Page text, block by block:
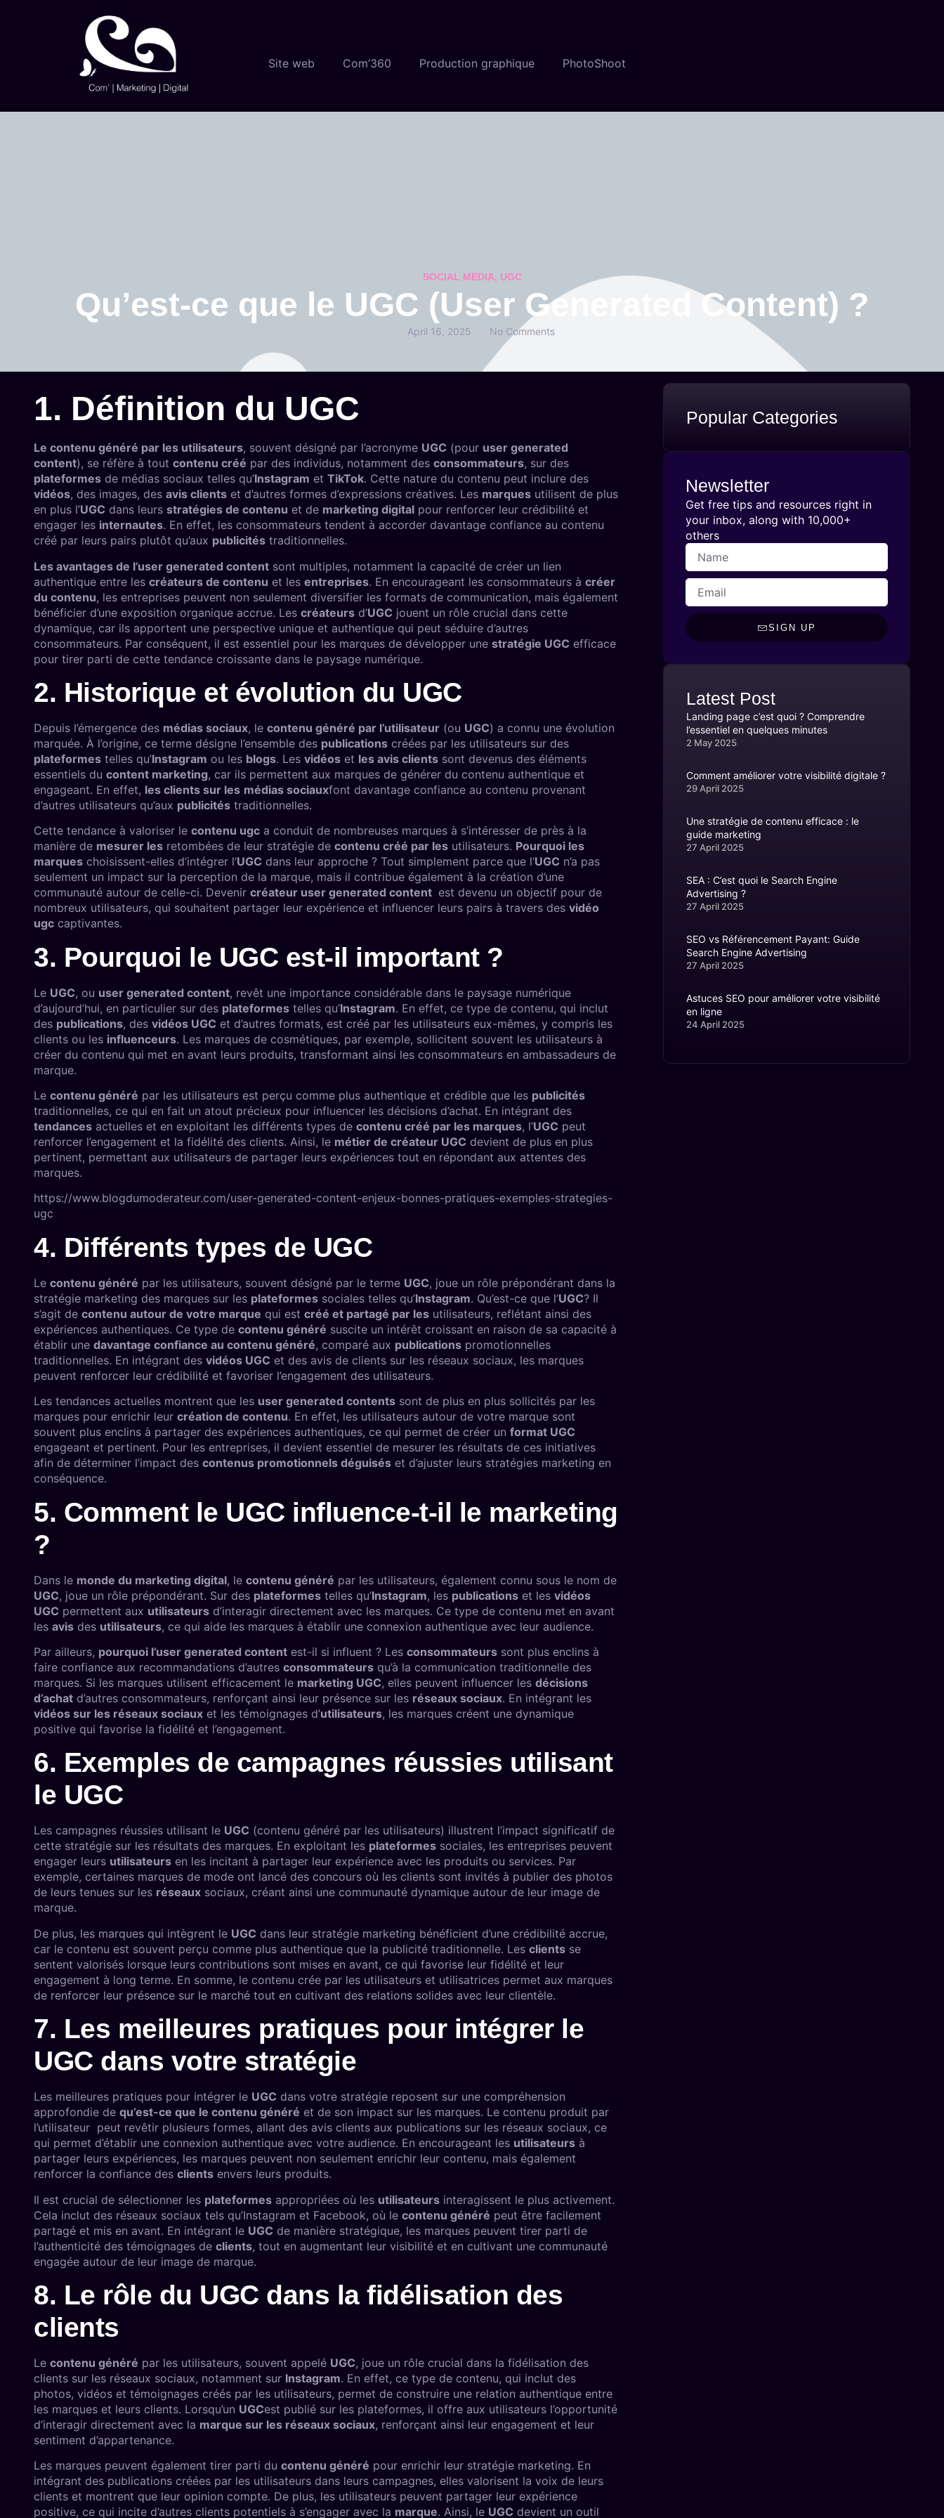
Site web Com’360 Production graphique PhotoShoot
SOCIAL MEDIA, UGC
Qu’est-ce que le UGC (User Generated Content) ?
April 16, 2025 No Comments
1. Définition du UGC
Le contenu généré par les utilisateurs, souvent désigné par l’acronyme UGC (pour user generated
content), se réfère à tout contenu créé par des individus, notamment des consommateurs, sur des
plateformes de médias sociaux telles qu’Instagram et TikTok. Cette nature du contenu peut inclure des
vidéos, des images, des avis clients et d’autres formes d’expressions créatives. Les marques utilisent de plus
en plus l’UGC dans leurs stratégies de contenu et de marketing digital pour renforcer leur crédibilité et
engager les internautes. En effet, les consommateurs tendent à accorder davantage confiance au contenu
créé par leurs pairs plutôt qu’aux publicités traditionnelles.
Les avantages de l’user generated content sont multiples, notamment la capacité de créer un lien
authentique entre les créateurs de contenu et les entreprises. En encourageant les consommateurs à créer
du contenu, les entreprises peuvent non seulement diversifier les formats de communication, mais également
bénéficier d’une exposition organique accrue. Les créateurs d’UGC jouent un rôle crucial dans cette
dynamique, car ils apportent une perspective unique et authentique qui peut séduire d’autres
consommateurs. Par conséquent, il est essentiel pour les marques de développer une stratégie UGC efficace
pour tirer parti de cette tendance croissante dans le paysage numérique.
2. Historique et évolution du UGC
Depuis l’émergence des médias sociaux, le contenu généré par l’utilisateur (ou UGC) a connu une évolution
marquée. À l’origine, ce terme désigne l’ensemble des publications créées par les utilisateurs sur des
plateformes telles qu’Instagram ou les blogs. Les vidéos et les avis clients sont devenus des éléments
essentiels du content marketing, car ils permettent aux marques de générer du contenu authentique et
engageant. En effet, les clients sur les médias sociauxfont davantage confiance au contenu provenant
d’autres utilisateurs qu’aux publicités traditionnelles.
Cette tendance à valoriser le contenu ugc a conduit de nombreuses marques à s’intéresser de près à la
manière de mesurer les retombées de leur stratégie de contenu créé par les utilisateurs. Pourquoi les
marques choisissent-elles d’intégrer l’UGC dans leur approche ? Tout simplement parce que l’UGC n’a pas
seulement un impact sur la perception de la marque, mais il contribue également à la création d’une
communauté autour de celle-ci. Devenir créateur user generated content est devenu un objectif pour de
nombreux utilisateurs, qui souhaitent partager leur expérience et influencer leurs pairs à travers des vidéo
ugc captivantes.
3. Pourquoi le UGC est-il important ?
Le UGC, ou user generated content, revêt une importance considérable dans le paysage numérique
d’aujourd’hui, en particulier sur des plateformes telles qu’Instagram. En effet, ce type de contenu, qui inclut
des publications, des vidéos UGC et d’autres formats, est créé par les utilisateurs eux-mêmes, y compris les
clients ou les influenceurs. Les marques de cosmétiques, par exemple, sollicitent souvent les utilisateurs à
créer du contenu qui met en avant leurs produits, transformant ainsi les consommateurs en ambassadeurs de
marque.
Le contenu généré par les utilisateurs est perçu comme plus authentique et crédible que les publicités
traditionnelles, ce qui en fait un atout précieux pour influencer les décisions d’achat. En intégrant des
tendances actuelles et en exploitant les différents types de contenu créé par les marques, l’UGC peut
renforcer l’engagement et la fidélité des clients. Ainsi, le métier de créateur UGC devient de plus en plus
pertinent, permettant aux utilisateurs de partager leurs expériences tout en répondant aux attentes des
marques.
https://www.blogdumoderateur.com/user-generated-content-enjeux-bonnes-pratiques-exemples-strategies-
ugc
4. Différents types de UGC
Le contenu généré par les utilisateurs, souvent désigné par le terme UGC, joue un rôle prépondérant dans la
stratégie marketing des marques sur les plateformes sociales telles qu’Instagram. Qu’est-ce que l’UGC? Il
s’agit de contenu autour de votre marque qui est créé et partagé par les utilisateurs, reflétant ainsi des
expériences authentiques. Ce type de contenu généré suscite un intérêt croissant en raison de sa capacité à
établir une davantage confiance au contenu généré, comparé aux publications promotionnelles
traditionnelles. En intégrant des vidéos UGC et des avis de clients sur les réseaux sociaux, les marques
peuvent renforcer leur crédibilité et favoriser l’engagement des utilisateurs.
Les tendances actuelles montrent que les user generated contents sont de plus en plus sollicités par les
marques pour enrichir leur création de contenu. En effet, les utilisateurs autour de votre marque sont
souvent plus enclins à partager des expériences authentiques, ce qui permet de créer un format UGC
engageant et pertinent. Pour les entreprises, il devient essentiel de mesurer les résultats de ces initiatives
afin de déterminer l’impact des contenus promotionnels déguisés et d’ajuster leurs stratégies marketing en
conséquence.
5. Comment le UGC influence-t-il le marketing
?
Dans le monde du marketing digital, le contenu généré par les utilisateurs, également connu sous le nom de
UGC, joue un rôle prépondérant. Sur des plateformes telles qu’Instagram, les publications et les vidéos
UGC permettent aux utilisateurs d’interagir directement avec les marques. Ce type de contenu met en avant
les avis des utilisateurs, ce qui aide les marques à établir une connexion authentique avec leur audience.
Par ailleurs, pourquoi l’user generated content est-il si influent ? Les consommateurs sont plus enclins à
faire confiance aux recommandations d’autres consommateurs qu’à la communication traditionnelle des
marques. Si les marques utilisent efficacement le marketing UGC, elles peuvent influencer les décisions
d’achat d’autres consommateurs, renforçant ainsi leur présence sur les réseaux sociaux. En intégrant les
vidéos sur les réseaux sociaux et les témoignages d’utilisateurs, les marques créent une dynamique
positive qui favorise la fidélité et l’engagement.
6. Exemples de campagnes réussies utilisant
le UGC
Les campagnes réussies utilisant le UGC (contenu généré par les utilisateurs) illustrent l’impact significatif de
cette stratégie sur les résultats des marques. En exploitant les plateformes sociales, les entreprises peuvent
engager leurs utilisateurs en les incitant à partager leur expérience avec les produits ou services. Par
exemple, certaines marques de mode ont lancé des concours où les clients sont invités à publier des photos
de leurs tenues sur les réseaux sociaux, créant ainsi une communauté dynamique autour de leur image de
marque.
De plus, les marques qui intègrent le UGC dans leur stratégie marketing bénéficient d’une crédibilité accrue,
car le contenu est souvent perçu comme plus authentique que la publicité traditionnelle. Les clients se
sentent valorisés lorsque leurs contributions sont mises en avant, ce qui favorise leur fidélité et leur
engagement à long terme. En somme, le contenu crée par les utilisateurs et utilisatrices permet aux marques
de renforcer leur présence sur le marché tout en cultivant des relations solides avec leur clientèle.
7. Les meilleures pratiques pour intégrer le
UGC dans votre stratégie
Les meilleures pratiques pour intégrer le UGC dans votre stratégie reposent sur une compréhension
approfondie de qu’est-ce que le contenu généré et de son impact sur les marques. Le contenu produit par
l’utilisateur peut revêtir plusieurs formes, allant des avis clients aux publications sur les réseaux sociaux, ce
qui permet d’établir une connexion authentique avec votre audience. En encourageant les utilisateurs à
partager leurs expériences, les marques peuvent non seulement enrichir leur contenu, mais également
renforcer la confiance des clients envers leurs produits.
Il est crucial de sélectionner les plateformes appropriées où les utilisateurs interagissent le plus activement.
Cela inclut des réseaux sociaux tels qu’Instagram et Facebook, où le contenu généré peut être facilement
partagé et mis en avant. En intégrant le UGC de manière stratégique, les marques peuvent tirer parti de
l’authenticité des témoignages de clients, tout en augmentant leur visibilité et en cultivant une communauté
engagée autour de leur image de marque.
8. Le rôle du UGC dans la fidélisation des
clients
Le contenu généré par les utilisateurs, souvent appelé UGC, joue un rôle crucial dans la fidélisation des
clients sur les réseaux sociaux, notamment sur Instagram. En effet, ce type de contenu, qui inclut des
photos, vidéos et témoignages créés par les utilisateurs, permet de construire une relation authentique entre
les marques et leurs clients. Lorsqu’un UGCest publié sur les plateformes, il offre aux utilisateurs l’opportunité
d’interagir directement avec la marque sur les réseaux sociaux, renforçant ainsi leur engagement et leur
sentiment d’appartenance.
Les marques peuvent également tirer parti du contenu généré pour enrichir leur stratégie marketing. En
intégrant des publications créées par les utilisateurs dans leurs campagnes, elles valorisent la voix de leurs
clients et montrent que leur opinion compte. De plus, les utilisateurs peuvent partager leur expérience
positive, ce qui incite d’autres clients potentiels à s’engager avec la marque. Ainsi, le UGC devient un outil
Popular Categories
Newsletter
Get free tips and resources right in
your inbox, along with 10,000+
others
SIGN UP
Latest Post
Landing page c’est quoi ? Comprendre
l’essentiel en quelques minutes
2 May 2025
Comment améliorer votre visibilité digitale ?
29 April 2025
Une stratégie de contenu efficace : le
guide marketing
27 April 2025
SEA : C’est quoi le Search Engine
Advertising ?
27 April 2025
SEO vs Référencement Payant: Guide
Search Engine Advertising
27 April 2025
Astuces SEO pour améliorer votre visibilité
en ligne
24 April 2025